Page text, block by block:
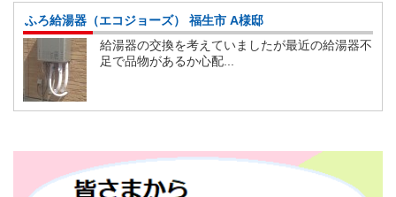
ふろ給湯器（エコジョーズ） 福生市 A様邸
給湯器の交換を考えていましたが最近の給湯器不
足で品物があるか心配...